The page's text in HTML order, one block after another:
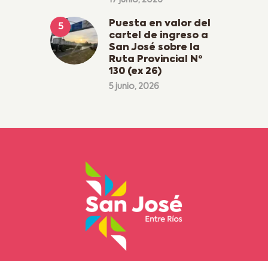
Puesta en valor del
cartel de ingreso a
San José sobre la
Ruta Provincial Nº
130 (ex 26)
5 junio, 2026